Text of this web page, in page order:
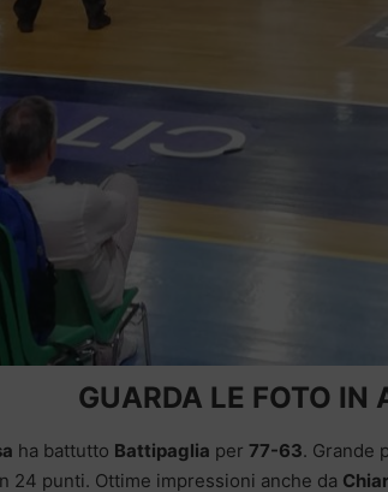
GUARDA LE FOTO IN
ha battutto Battipaglia per 77-63. Grande
24 punti. Ottime impressioni anche da